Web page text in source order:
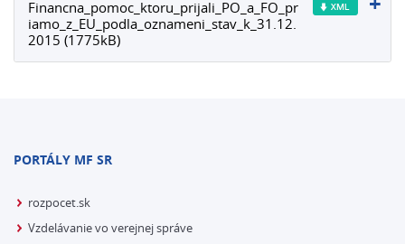
Financna_pomoc_ktoru_prijali_PO_a_FO_pr
iamo_z_EU_podla_oznameni_stav_k_31.12.
2015 (1775kB)
PORTÁLY MF SR
rozpocet.sk
Vzdelávanie vo verejnej správe